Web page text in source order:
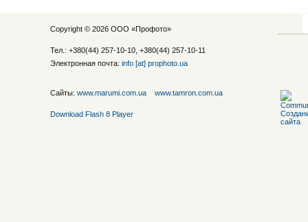
Copyright © 2026 ООО «Профото»
Тел.: +380(44) 257-10-10, +380(44) 257-10-11
Электронная почта: info [at] prophoto.ua
Сайты: www.marumi.com.ua www.tamron.com.ua
Download Flash 8 Player